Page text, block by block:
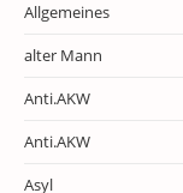
Allgemeines
alter Mann
Anti.AKW
Anti.AKW
Asyl